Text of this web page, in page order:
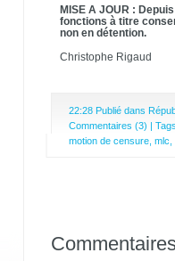
MISE A JOUR :
fonctions à titre
non en détention.
Christophe Rigaud
22:28 Publié dans
Commentaires (3) |
motion de censure mlc